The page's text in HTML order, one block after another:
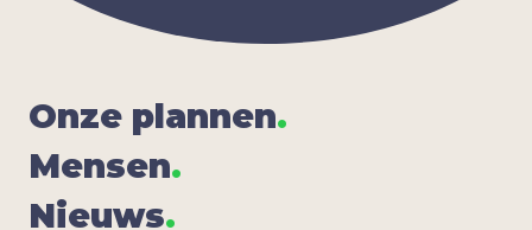
Onze plan­nen.
Men­sen.
Nieuws.